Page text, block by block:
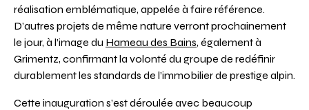
réalisation emblématique, appelée à faire référence.
D’autres projets de même nature verront prochainement
le jour, à l’image du Hameau des Bains, également à
Grimentz, confirmant la volonté du groupe de redéfinir
durablement les standards de l’immobilier de prestige alpin.
Cette inauguration s’est déroulée avec beaucoup